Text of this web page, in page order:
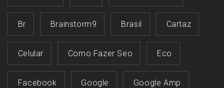
Br Brainstorm9 Brasil Cartaz
Celular Como Fazer Seo Eco
Facebook Google Google Amp